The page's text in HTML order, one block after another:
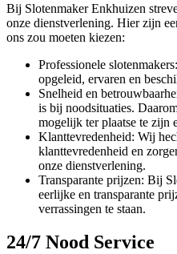
Bij Slotenmaker Enkhuizen
onze dienstverlening. Hier zijn
ons zou moeten kiezen:
Professionele
opgeleid, ervaren en
Snelheid en
is bij noodsituaties.
mogelijk ter plaatse te zijn
Klanttevredenheid: Wij
klanttevredenheid en
onze dienstverlening.
Transparante prijzen: Bij
eerlijke en transparante
verrassingen te staan.
24/7 Nood Service